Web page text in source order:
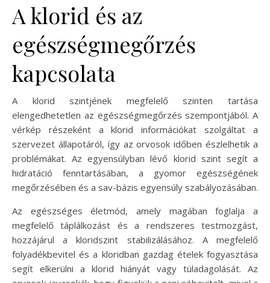
A klorid és az
egészségmegőrzés
kapcsolata
A klorid szintjének megfelelő szinten tartása
elengedhetetlen az egészségmegőrzés szempontjából. A
vérkép részeként a klorid információkat szolgáltat a
szervezet állapotáról, így az orvosok időben észlelhetik a
problémákat. Az egyensúlyban lévő klorid szint segít a
hidratáció fenntartásában, a gyomor egészségének
megőrzésében és a sav-bázis egyensúly szabályozásában.
Az egészséges életmód, amely magában foglalja a
megfelelő táplálkozást és a rendszeres testmozgást,
hozzájárul a kloridszint stabilizálásához. A megfelelő
folyadékbevitel és a kloridban gazdag ételek fogyasztása
segít elkerülni a klorid hiányát vagy túladagolását. Az